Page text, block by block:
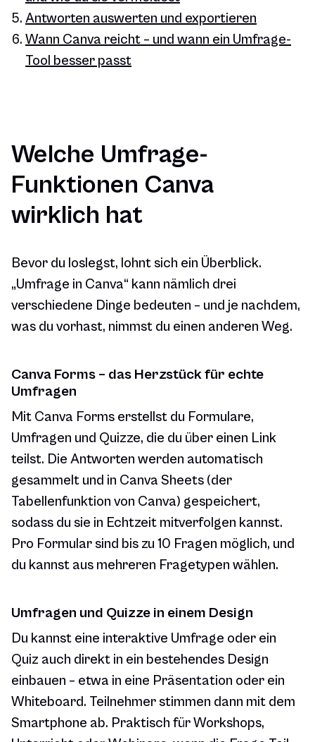
Antworten auswerten und exportieren
Wann Canva reicht – und wann ein Umfrage-
Tool besser passt
Welche Umfrage-
Funktionen Canva
wirklich hat
Bevor du loslegst, lohnt sich ein Überblick.
„Umfrage in Canva“ kann nämlich drei
verschiedene Dinge bedeuten – und je nachdem,
was du vorhast, nimmst du einen anderen Weg.
Canva Forms – das Herzstück für echte
Umfragen
Mit Canva Forms erstellst du Formulare,
Umfragen und Quizze, die du über einen Link
teilst. Die Antworten werden automatisch
gesammelt und in Canva Sheets (der
Tabellenfunktion von Canva) gespeichert,
sodass du sie in Echtzeit mitverfolgen kannst.
Pro Formular sind bis zu 10 Fragen möglich, und
du kannst aus mehreren Fragetypen wählen.
Umfragen und Quizze in einem Design
Du kannst eine interaktive Umfrage oder ein
Quiz auch direkt in ein bestehendes Design
einbauen – etwa in eine Präsentation oder ein
Whiteboard. Teilnehmer stimmen dann mit dem
Smartphone ab. Praktisch für Workshops,